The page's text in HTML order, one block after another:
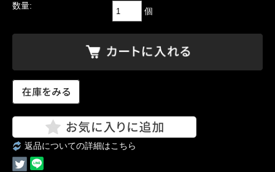
数量:
個
返品についての詳細はこちら